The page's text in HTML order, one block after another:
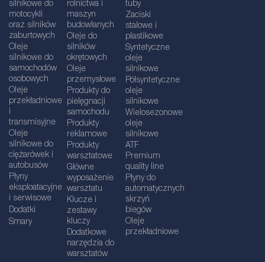
silnikowe do
motocykli
oraz silników
zaburtowych
Oleje
silnikowe do
samochodów
osobowych
Oleje
przekładniowe
i
transmisyjne
Oleje
silnikowe do
ciężarówek i
autobusów
Płyny
eksploatacyjne
i serwisowe
Dodatki
Smary
rolnictwa i
maszyn
budowlanych
Oleje do
silników
okrętowych
Oleje
przemysłowe
Produkty do
pielęgnacji
samochodu
Produkty
reklamowe
Produkty
warsztatowe
Główne
wyposażenie
warsztatu
Klucze i
zestawy
kluczy
Dodatkowe
narzędzia do
warsztatów
tuby
Zaciski
stalowe i
plastikowe
Syntetyczne
oleje
silnikowe
Półsyntetyczne
oleje
silnikowe
Wielosezonowe
oleje
silnikowe
ATF
Premium
quality line
Płyny do
automatycznych
skrzyń
biegów
Oleje
przekładniowe